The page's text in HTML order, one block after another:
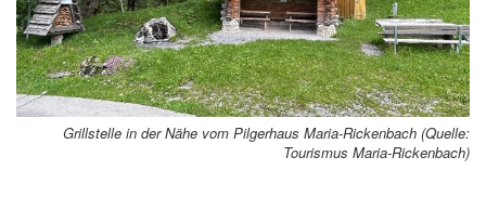
Grillstelle in der Nähe vom Pilgerhaus Maria-Rickenbach (Quelle:
Tourismus Maria-Rickenbach)